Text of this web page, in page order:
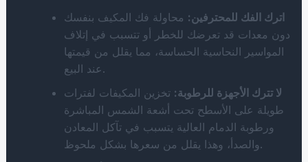
اترك الفك للمحترفين: محاولة فك المكيف بنفسك
دون معدات قد تعرضك للخطر أو تتسبب في إتلاف
المواسير النحاسية الحساسة، مما يقلل من قيمتها
عند البيع.
لا تترك الأجهزة للرطوبة: تخزين المكيفات لفترات
طويلة على الأسطح تحت أشعة الشمس المباشرة
ورطوبة الدمام العالية يتسبب في تآكل المعادن
والصدأ، وهذا يقلل من سعرها بشكل ملحوظ.